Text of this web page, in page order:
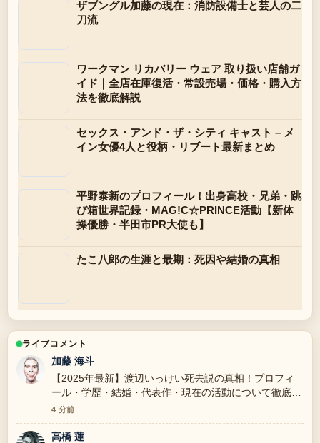
ザブングル加藤の現在：消防設備士と芸人の二
刀流
ワークマン リカバリー ウェア 取り扱い店舗ガ
イド｜全店在庫復活・常設売場・価格・購入方
法を徹底解説
セックス・アンド・ザ・シティ キャスト – メ
イン女優4人と役柄・リブート最新まとめ
平野泰新のプロフィール！出身高校・兄弟・跳
び箱世界記録・MAG!C☆PRINCE活動【新体
操優勝・半田市PR大使も】
たこ八郎の生涯と最期：死因や結婚の真相
ライブコメント
加藤 海斗
【2025年最新】渡辺いっけい死去説の真相！プロフィ
ール・学歴・結婚・代表作・現在の活動について徹底解
説 周辺の検証がしっかりしていて安心感があります。
4 分前
高橋 蓮